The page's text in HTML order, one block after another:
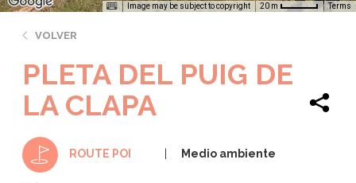
Image may be subject to copyright 20 m Terms
VOLVER
PLETA DEL PUIG DE
LA CLAPA
ROUTE POI Medio ambiente